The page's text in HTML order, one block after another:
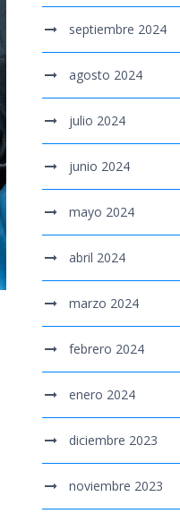
septiembre 2024
agosto 2024
julio 2024
junio 2024
mayo 2024
abril 2024
marzo 2024
febrero 2024
enero 2024
diciembre 2023
noviembre 2023